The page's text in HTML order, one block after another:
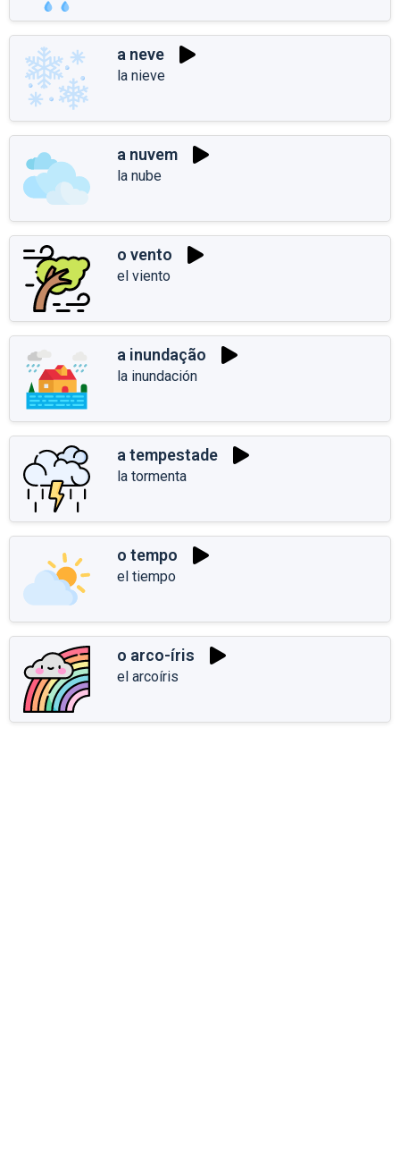
a neve
la nieve
a nuvem
la nube
o vento
el viento
a inundação
la inundación
a tempestade
la tormenta
o tempo
el tiempo
o arco-íris
el arcoíris